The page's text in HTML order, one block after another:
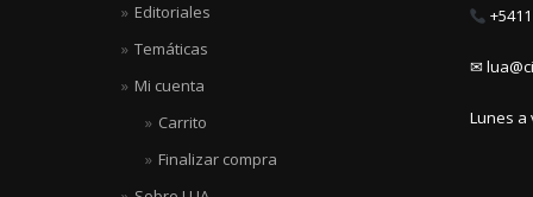
Editoriales
Temáticas
Mi cuenta
Carrito
Finalizar compra
✉
Lunes a